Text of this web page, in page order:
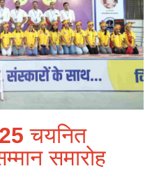
चयनित
समारोह